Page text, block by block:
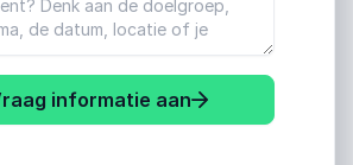
informatie aan